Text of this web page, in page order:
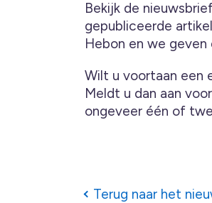
Bekijk de
gepubliceerde
Hebon en we
Wilt u voortaan een
Meldt u dan aan
ongeveer één of
Terug naar het